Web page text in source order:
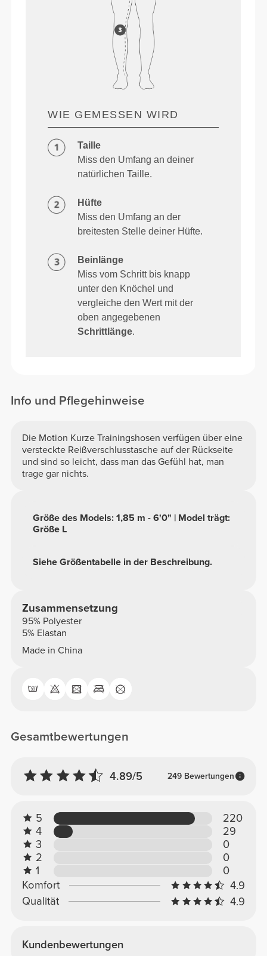
WIE GEMESSEN WIRD
Taille
Miss den Umfang an deiner
natürlichen Taille.
Hüfte
Miss den Umfang an der
breitesten Stelle deiner Hüfte.
Beinlänge
Miss vom Schritt bis knapp
unter den Knöchel und
vergleiche den Wert mit der
oben angegebenen
Schrittlänge.
Info und Pflegehinweise
Die Motion Kurze Trainingshosen verfügen über eine
versteckte Reißverschlusstasche auf der Rückseite
und sind so leicht, dass man das Gefühl hat, man
trage gar nichts.
Siehe Größentabelle in der Beschreibung.
Größe des Models: 1,85 m - 6'0" | Model trägt:
Größe L
Zusammensetzung
95% Polyester
5% Elastan
Made in China
Gesamtbewertungen
4.89/5 249 Bewertungen
5
220
4
29
3
0
2
0
1
0
Komfort
4.9
Qualität
4.9
Kundenbewertungen